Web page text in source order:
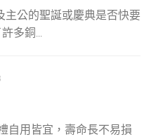
主公的聖誕或慶典是否快要
多銅...
自用皆宜，壽命長不易損